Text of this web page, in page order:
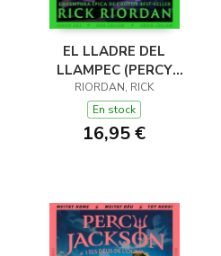
EL LLADRE DEL
LLAMPEC (PERCY
JACKSON I ELS DÉUS
DE L'OLIMP 1)
RIORDAN, RICK
En stock
16,95 €